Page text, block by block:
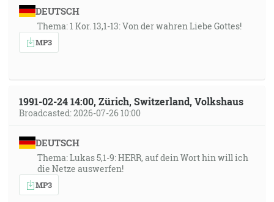
DEUTSCH
Thema: 1 Kor. 13,1-13: Von der wahren Liebe Gottes!
MP3
1991-02-24 14:00, Zürich, Switzerland, Volkshaus
Broadcasted: 2026-07-26 10:00
DEUTSCH
Thema: Lukas 5,1-9: HERR, auf dein Wort hin will ich
die Netze auswerfen!
MP3